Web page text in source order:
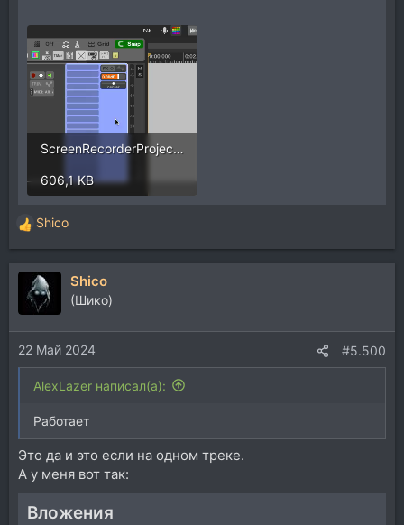
ScreenRecorderProject1.mp4
606,1 KB
Р
е
а
и
и
:
Shico
Shico
(Шико)
22 Май 2024 #5.500
AlexLazer написал(а):
Работает
Это да и это если на одном треке.
А у меня вот так:
Вложения